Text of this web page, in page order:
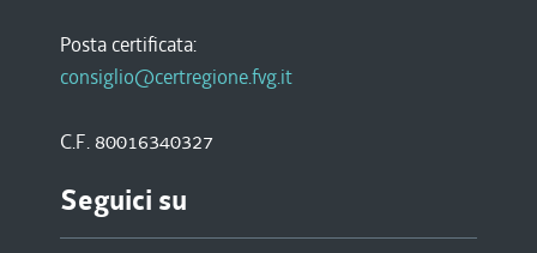
Posta certificata:
consiglio@certregione.fvg.it
C.F. 80016340327
Seguici su